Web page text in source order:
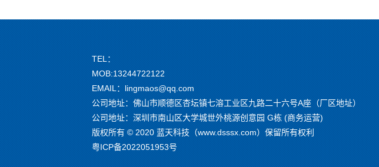
TEL：
MOB:13244722122
EMAIL：lingmaos@qq.com
公司地址：佛山市顺德区杏坛镇七溶工业区九路二十六号A座（厂区地址）
公司地址：深圳市南山区大学城世外桃源创意园 G栋 (商务运营)
版权所有 © 2020 蓝天科技（www.dsssx.com）保留所有权利
粤ICP备2022051953号